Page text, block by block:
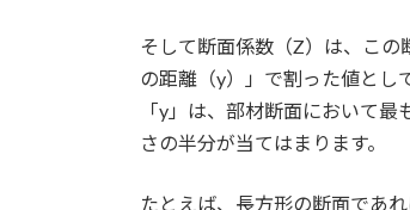
そして断面係数（Z）は、こ
の距離（y）」で割った値とし
「y」は、部材断面において
さの半分が当てはまります。
たとえば、長方形の断面であ